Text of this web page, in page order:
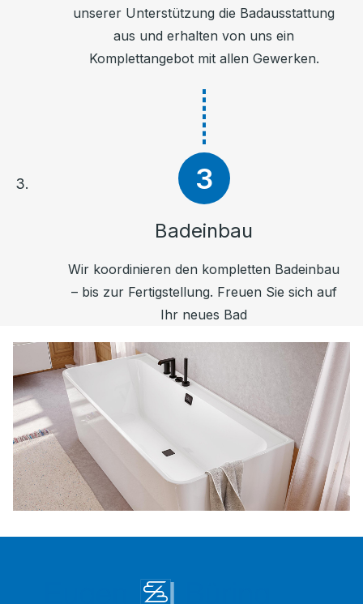
unserer Unterstützung die Badausstattung
aus und erhalten von uns ein
Komplettangebot mit allen Gewerken.
Badeinbau
Wir koordinieren den kompletten Badeinbau
– bis zur Fertigstellung. Freuen Sie sich auf
Ihr neues Bad